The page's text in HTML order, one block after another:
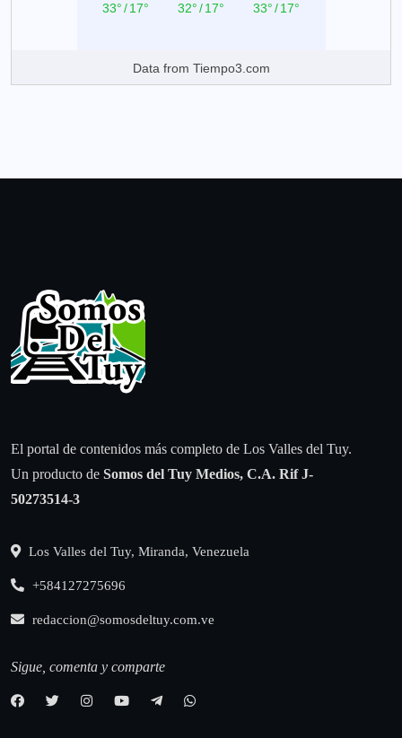
33°/17° 32°/17° 33°/17°
Data from Tiempo3.com
El portal de contenidos más completo de Los Valles del Tuy.
Un producto de Somos del Tuy Medios, C.A. Rif J-
50273514-3
Los Valles del Tuy, Miranda, Venezuela
+584127275696
redaccion@somosdeltuy.com.ve
Sigue, comenta y comparte